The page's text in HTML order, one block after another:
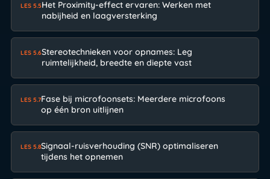
LES 5.5Het Proximity-effect ervaren: Werken met
nabijheid en laagversterking
LES 5.6Stereotechnieken voor opnames: Leg
ruimtelijkheid, breedte en diepte vast
LES 5.7Fase bij microfoonsets: Meerdere microfoons
op één bron uitlijnen
LES 5.8Signaal-ruisverhouding (SNR) optimaliseren
tijdens het opnemen